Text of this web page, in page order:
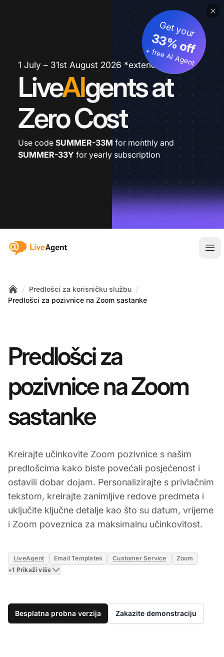
1 July – 31st August 2026 *extended
LiveAIgents at
Zero Cost
Get your
33% off
+ free AI Agent
Use code SUMMER-33M for monthly and
SUMMER-33Y for yearly subscription
:site.title
Home
/ Predlošci za korisničku službu /
Predlošci za pozivnice na Zoom sastanke
Predlošci za
pozivnice na Zoom
sastanke
Kreirajte učinkovite Zoom pozivnice s našim
predlošcima kako biste povećali posjećenost i
ostavili dobar dojam. Personalizirajte s privlačnim
tekstom, kreirajte zanimljive redove predmeta i
uključite ključne detalje kao što su datum, vrijeme
i Zoom poveznica za maksimalnu učinkovitost.
LiveAgent Email Templates Customer Service
Zoom
+1 Prikaži više
Besplatna probna verzija Zakazite demonstraciju